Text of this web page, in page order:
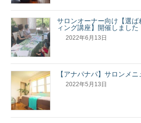
サロンオーナー向け【選
ィング講座】開催しました
2022年6月13日
【アナパナパ】サロンメ
2022年5月13日